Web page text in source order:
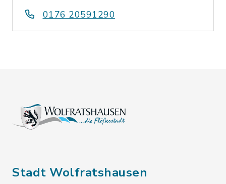
0176 20591290
Stadt Wolfratshausen